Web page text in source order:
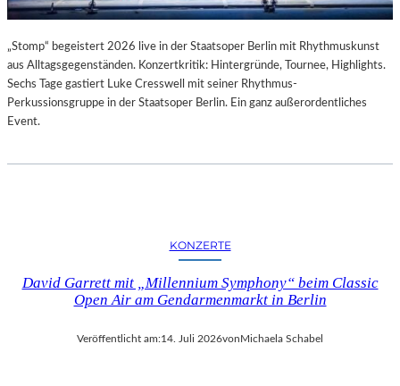
„Stomp“ begeistert 2026 live in der Staatsoper Berlin mit Rhythmuskunst
aus Alltagsgegenständen. Konzertkritik: Hintergründe, Tournee, Highlights.
Sechs Tage gastiert Luke Cresswell mit seiner Rhythmus-
Perkussionsgruppe in der Staatsoper Berlin. Ein ganz außerordentliches
Event.
KONZERTE
David Garrett mit „Millennium Symphony“ beim Classic
Open Air am Gendarmenmarkt in Berlin
Veröffentlicht am:14. Juli 2026vonMichaela Schabel